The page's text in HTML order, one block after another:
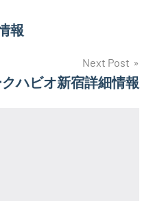
報
Next Post
ハビオ新宿詳細情報